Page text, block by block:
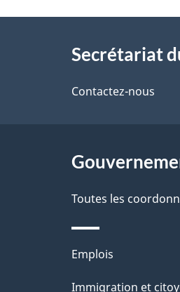
i
l
s
e
p
a
proposSecrétariat
Contactez-nous
Toutes les
Thèmes
et
Emplois
Immigration et